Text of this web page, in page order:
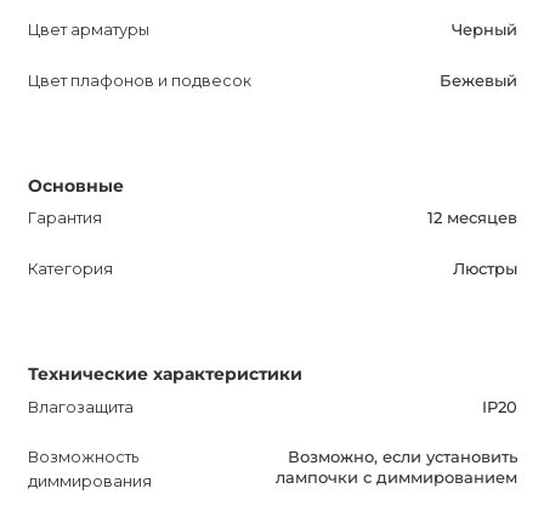
Цвет арматуры Черный
Цвет плафонов и подвесок Бежевый
Основные
Гарантия 12 месяцев
Категория Люстры
Технические характеристики
Влагозащита IP20
Возможность
диммирования
Возможно, если установить
лампочки с диммированием